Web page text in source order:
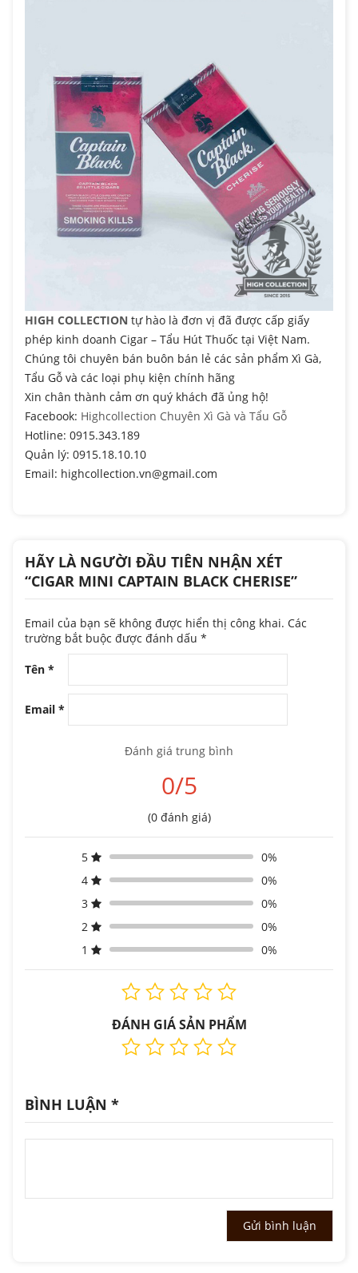
HIGH COLLECTION tự hào là đơn vị đã được cấp giấy
phép kinh doanh Cigar – Tẩu Hút Thuốc tại Việt Nam.
Chúng tôi chuyên bán buôn bán lẻ các sản phẩm Xì Gà,
Tẩu Gỗ và các loại phụ kiện chính hãng
Xin chân thành cảm ơn quý khách đã ủng hộ!
Facebook: Highcollection Chuyên Xì Gà và Tẩu Gỗ
Hotline: 0915.343.189
Quản lý: 0915.18.10.10
Email: highcollection.vn@gmail.com
HÃY LÀ NGƯỜI ĐẦU TIÊN NHẬN XÉT
“CIGAR MINI CAPTAIN BLACK CHERISE”
Email của bạn sẽ không được hiển thị công khai. Các
trường bắt buộc được đánh dấu *
Tên *
Email *
Đánh giá trung bình
0/5
(0 đánh giá)
5
0%
4
0%
3
0%
2
0%
1
0%
ĐÁNH GIÁ SẢN PHẨM
BÌNH LUẬN *